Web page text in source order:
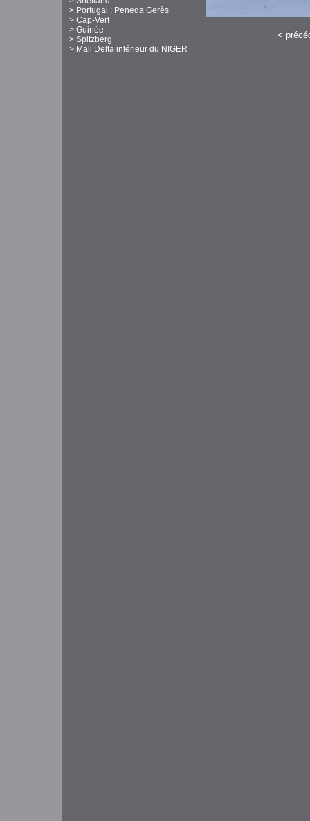
> Portugal : Peneda Gerès
> Cap-Vert
> Guinée
> Spitzberg
> Mali Delta intérieur du NIGER
<